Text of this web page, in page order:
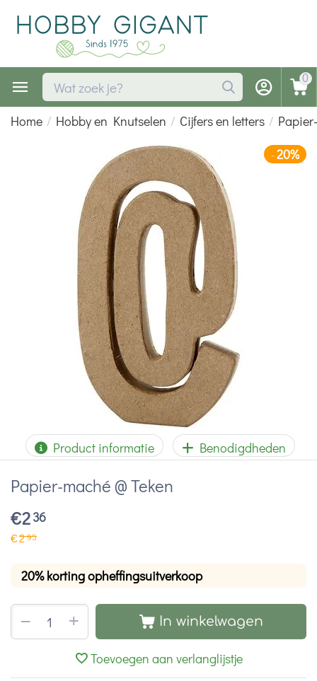
0
Home / Hobby en Knutselen / Cijfers en letters /
-20%
Product informatie Benodigdheden
Papier-maché @ Teken
€236
€295
20% korting opheffingsuitverkoop
+
− In winkelwagen
Toevoegen aan verlanglijstje